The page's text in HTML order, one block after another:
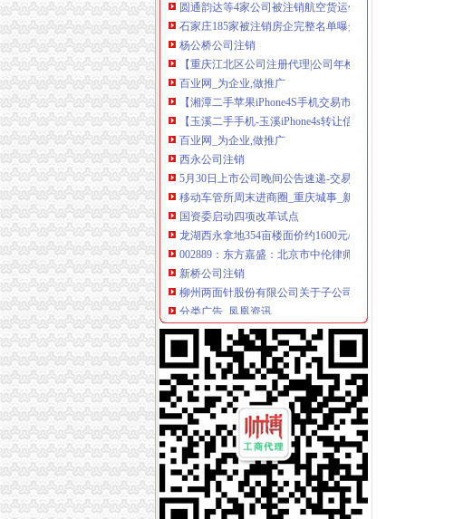
石家庄185家被注销房企完整名单曝光！_河北广播网
杨公桥公司注销
【重庆江北区公司注册代理|公司年检代办|代办注册公司价格
百业网_为企业,做推广
【湘潭二手苹果iPhone4S手机交易市场_二手苹果iPhone4S手机
【玉溪二手手机-玉溪iPhone4s转让信息】-玉溪赶集网
百业网_为企业,做推广
西永公司注销
5月30日上市公司晚间公告速递-交易提示-南方财富网
移动车管所周末进商圈_重庆城事_新浪重庆_新浪网
国资委启动四项改革试点
龙湖西永拿地354亩楼面价约1600元/平米-中新网
002889：东方嘉盛：北京市中伦律师事务所关于公司次公开发
新桥公司注销
柳州两面针股份有限公司关于子公司完成注销登记的公告-保
分类广告_凤凰资讯
这个女汉子初来咋到没朋友,求盆友
关于撤消上海联合公司期货交割存放地通知-期货频道-和讯网
公司经营地址变更-变更经营地址-营业执照地址变更-北京跨区
童家桥公司注销
童家桥一日游重庆今题网
租售转让|重庆|长寿区_凤凰资讯
【多图】万科锦程,大坪租房,石油路轻轨站高品质住宅精装2房
重庆佩芬建筑劳务有限公司【企业信用,电话,地址,法人】_阿里
重庆市星火化工技术研究所_【电话地址_招聘信息_注册信息_
双碑公司注销
7月29日沪深信披大全